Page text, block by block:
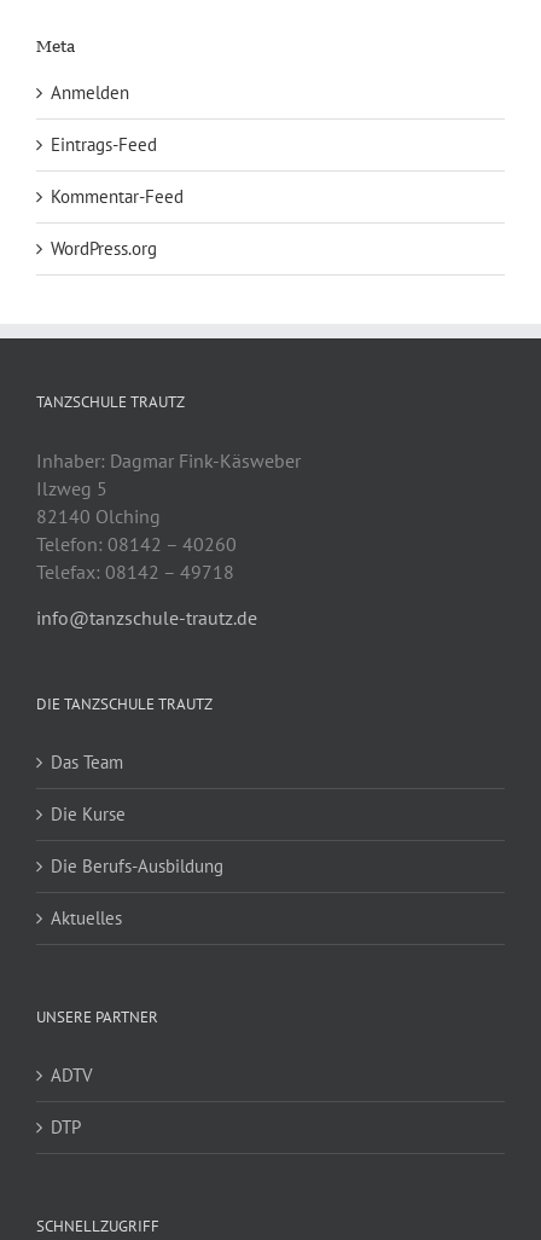
Meta
Anmelden
Eintrags-Feed
Kommentar-Feed
WordPress.org
TANZSCHULE TRAUTZ
Inhaber: Dagmar Fink-Käsweber
Ilzweg 5
82140 Olching
Telefon: 08142 – 40260
Telefax: 08142 – 49718
info@tanzschule-trautz.de
DIE TANZSCHULE TRAUTZ
Das Team
Die Kurse
Die Berufs-Ausbildung
Aktuelles
UNSERE PARTNER
ADTV
DTP
SCHNELLZUGRIFF